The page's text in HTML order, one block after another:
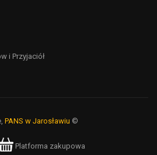
i Przyjaciół
PANS w Jarosławiu ©
Platforma zakupowa